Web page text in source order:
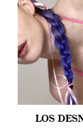
LOS